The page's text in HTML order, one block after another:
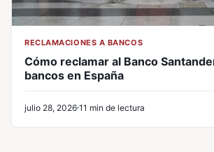
RECLAMACIONES A BANCOS
Cómo reclamar al Banco
bancos en España
julio 28, 2026 11 min de lectura